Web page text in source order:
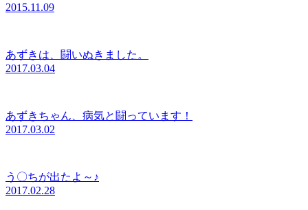
2015.11.09
あずきは、闘いぬきました。
2017.03.04
あずきちゃん、病気と闘っています！
2017.03.02
う〇ちが出たよ～♪
2017.02.28